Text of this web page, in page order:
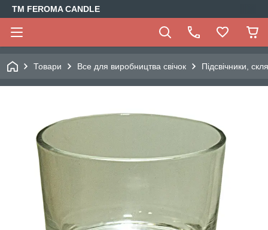
TM FEROMA CANDLE
Товари Все для виробництва свічок Підсвічники,